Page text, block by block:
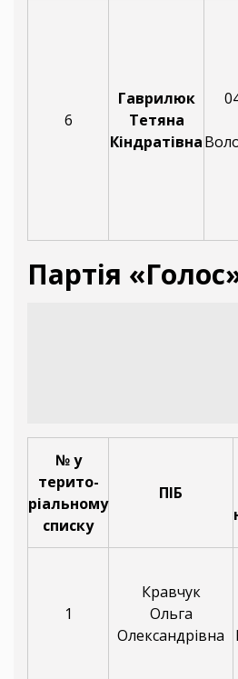
6
Гаврилюк
Тетяна
Кіндратівна
Партія
№ у
терито-
ріальному
списку
ПІБ
1
Кравчук
Ольга
Олександрівна